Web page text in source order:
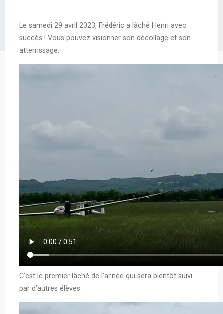
Le samedi 29 avril 2023, Frédéric a lâché Henri avec
succès ! Vous pouvez visionner son décollage et son
atterrissage.
C’est le premier lâché de l’année qui sera bientôt suivi
par d’autres élèves.